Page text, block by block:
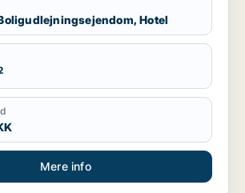
Hotel
Mere info